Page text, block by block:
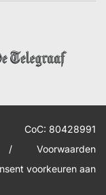
CoC: 80428991
/
Voorwaarden
voorkeuren aan